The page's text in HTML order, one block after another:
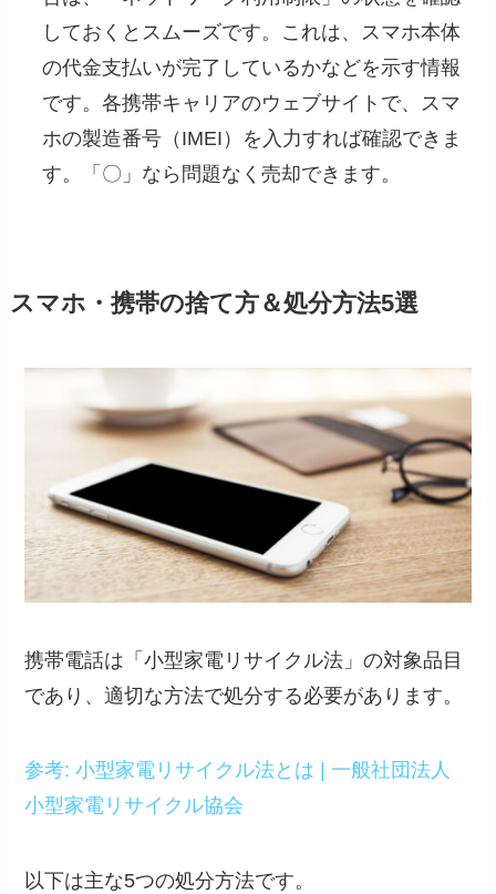
しておくとスムーズです。これは、スマホ本体
の代金支払いが完了しているかなどを示す情報
です。各携帯キャリアのウェブサイトで、スマ
ホの製造番号（IMEI）を入力すれば確認できま
す。「〇」なら問題なく売却できます。
スマホ・携帯の捨て方＆処分方法5選
携帯電話は「小型家電リサイクル法」の対象品目
であり、適切な方法で処分する必要があります。
参考: 小型家電リサイクル法とは | 一般社団法人
小型家電リサイクル協会
以下は主な5つの処分方法です。